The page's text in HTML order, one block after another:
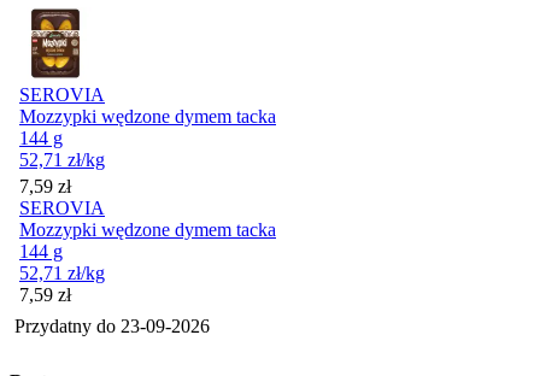
SEROVIA
Mozzypki wędzone dymem tacka
144 g
52,71 zł/kg
Cena
7,59 zł
SEROVIA
Mozzypki wędzone dymem tacka
144 g
52,71 zł/kg
Cena
7,59 zł
Przydatny do 23-09-2026